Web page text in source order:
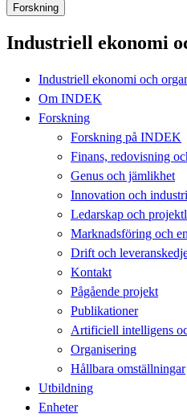
Forskning
Industriell ekonomi
Industriell ekonomi och
Om INDEK
Forskning
Forskning på INDEK
Finans, redovisning
Genus och jämlikhet
Innovation och
Ledarskap och
Marknadsföring och
Drift och
Kontakt
Pågående projekt
Publikationer
Artificiell intelligens
Organisering
Hållbara omställningar
Utbildning
Enheter